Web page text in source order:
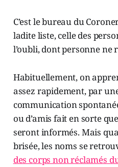
C’est le bureau du
ladite liste, celle des
l’oubli, dont personne ne
Habituellement, on
assez rapidement, par
communication
ou d’amis fait en sorte
seront informés. Mais
brisée, les noms se
des corps non réclamés